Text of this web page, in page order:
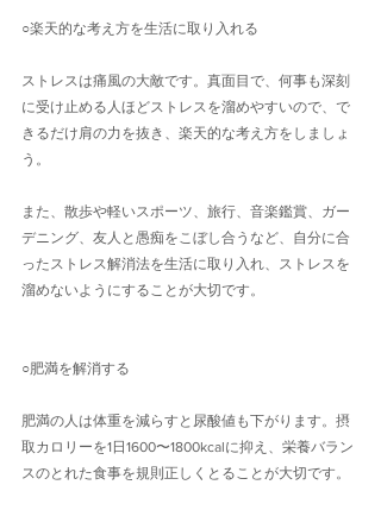
○楽天的な考え方を生活に取り入れる
ストレスは痛風の大敵です。真面目で、何事も深刻
に受け止める人ほどストレスを溜めやすいので、で
きるだけ肩の力を抜き、楽天的な考え方をしましょ
う。
また、散歩や軽いスポーツ、旅行、音楽鑑賞、ガー
デニング、友人と愚痴をこぼし合うなど、自分に合
ったストレス解消法を生活に取り入れ、ストレスを
溜めないようにすることが大切です。
○肥満を解消する
肥満の人は体重を減らすと尿酸値も下がります。摂
取カロリーを1日1600〜1800kcalに抑え、栄養バラン
スのとれた食事を規則正しくとることが大切です。